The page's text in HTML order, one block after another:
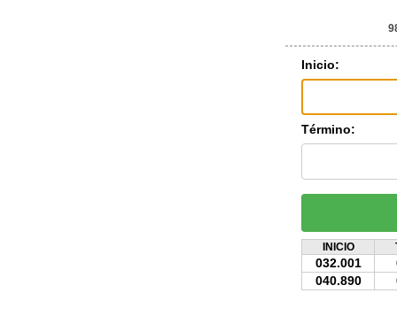
Inicio:
Término:
INICIO
032.001
040.890